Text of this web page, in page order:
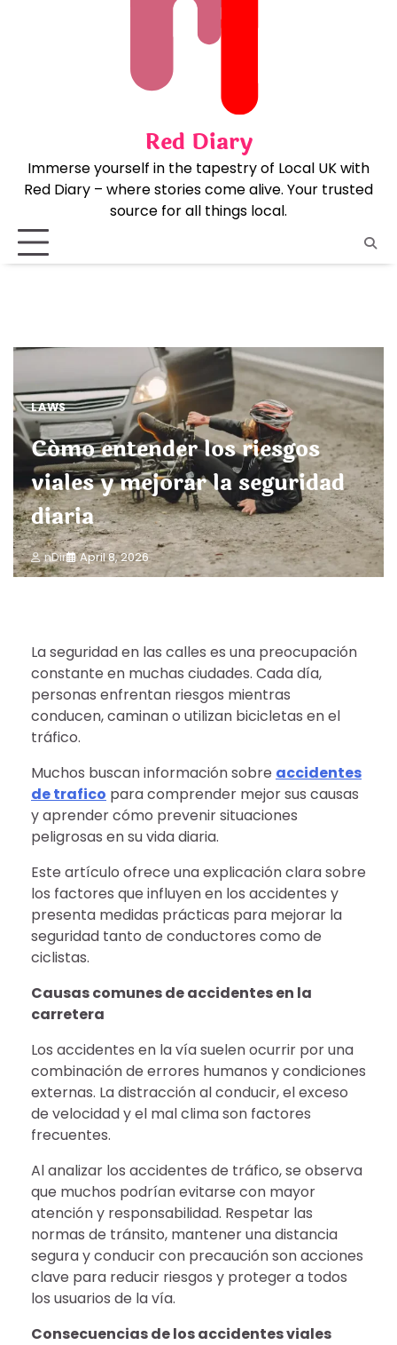
Red Diary
Immerse yourself in the tapestry of Local UK with
Red Diary – where stories come alive. Your trusted
source for all things local.
LAWS
Cómo entender los riesgos
viales y mejorar la seguridad
diaria
nDir April 8, 2026
La seguridad en las calles es una preocupación
constante en muchas ciudades. Cada día,
personas enfrentan riesgos mientras
conducen, caminan o utilizan bicicletas en el
tráfico.
Muchos buscan información sobre accidentes
de trafico para comprender mejor sus causas
y aprender cómo prevenir situaciones
peligrosas en su vida diaria.
Este artículo ofrece una explicación clara sobre
los factores que influyen en los accidentes y
presenta medidas prácticas para mejorar la
seguridad tanto de conductores como de
ciclistas.
Causas comunes de accidentes en la
carretera
Los accidentes en la vía suelen ocurrir por una
combinación de errores humanos y condiciones
externas. La distracción al conducir, el exceso
de velocidad y el mal clima son factores
frecuentes.
Al analizar los accidentes de tráfico, se observa
que muchos podrían evitarse con mayor
atención y responsabilidad. Respetar las
normas de tránsito, mantener una distancia
segura y conducir con precaución son acciones
clave para reducir riesgos y proteger a todos
los usuarios de la vía.
Consecuencias de los accidentes viales